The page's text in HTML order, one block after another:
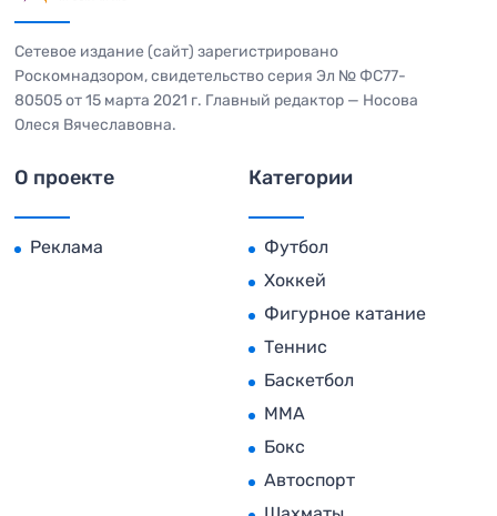
Сетевое издание (сайт) зарегистрировано
Роскомнадзором, свидетельство серия Эл № ФС77-
80505 от 15 марта 2021 г. Главный редактор — Носова
Олеся Вячеславовна.
О проекте
Реклама
Категории
Футбол
Хоккей
Фигурное катание
Теннис
Баскетбол
MMA
Бокс
Автоспорт